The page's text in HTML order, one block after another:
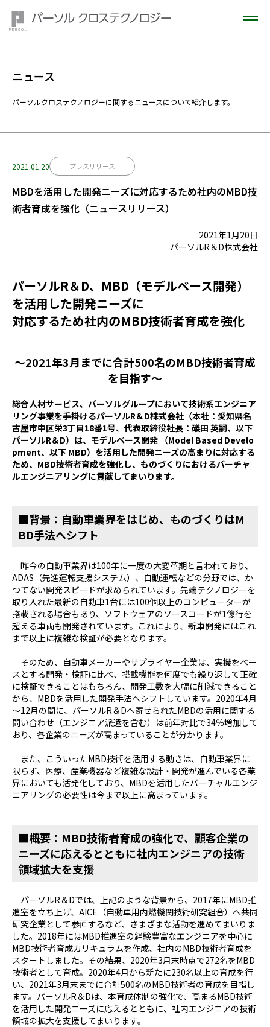
ニュース
パーソルクロステクノロジーに関するニュースについて紹介します。
2021.01.20 プレスリリース
MBDを活用した開発ニーズに対応するため社内のMBD技
術者育成を強化（ニュースリリース）
2021年1月20日
パーソルR＆D株式会社
パーソルR＆D、MBD（モデルベース開発）
を活用した開発ニーズに
対応するため社内のMBD技術者育成を強化
～2021年3月までに合計500名のMBD技術者育成
を目指す～
総合人材サービス、パーソルグループにおいて技術系エンジニア
リング事業を手掛けるパーソルR＆D株式会社（本社：愛知県名
古屋市中区栄3丁目18番1号、代表取締役社長：礒田 英嗣、以下
パーソルR＆D）は、モデルベース開発 （Model Based Develo
pment、以下 MBD）を活用した開発ニーズの高まりに対応する
ため、MBD技術者育成を強化し、ものづくりにおけるバーチャ
ルエンジニアリングに貢献してまいります。
■背景：自動車業界をはじめ、ものづくりはM
BD手法へシフト
昨今の自動車業界は100年に一度の大変革期と言われており、
ADAS（先進運転支援システム）、自動運転などの分野では、か
つてない開発スピードが求められています。先端テクノロジーを
取り入れた最新の自動車1台には100個以上のコンピューターが
搭載される場合もあり、ソフトウェアのソースコードが1億行を
超える車両も開発されています。これにより、新車開発にはこれ
まで以上に複雑な検証が必要となります。
そのため、自動車メーカーやサプライヤー企業は、実機をベー
スとする開発・検証に比べ、搭載機能を何度でも繰り返して正確
に検証できることはもちろん、開発工数を大幅に削減できること
から、MBDを活用した開発手法へシフトしています。2020年4月
～12月の間に、パーソルR＆Dへ寄せられたMBDの活用に関する
問い合わせ（エンジニア派遣を含む）は前年対比で34％増加して
おり、各企業のニーズが高まっていることが分かります。
また、こういったMBD技術を活用する動きは、自動車業界に
限らず、医療、産業機器など複雑な設計・開発が進んでいる各業
界においても活発化しており、MBDを活用したバーチャルエンジ
ニアリングの必要性は今まで以上に高まっています。
■概要：MBD技術者育成の強化で、顧客企業の
ニーズに応えるとともに社内エンジニアの技術
領域拡大を支援
パーソルR＆Dでは、上記のような背景から、2017年にMBD推
進室を立ち上げ、AICE（自動車用内燃機関技術研究組合）へ共同
研究企業として参画するなど、さまざまな活動を進めてまいりま
した。2018年にはMBD推進室の経験豊富なエンジニアを中心に
MBD技術者育成カリキュラムを作成、社内のMBD技術者育成を
スタートしました。その結果、2020年3月末時点で272名をMBD
技術者として育成。2020年4月から新たに230名以上の育成を行
い、2021年3月末までに合計500名のMBD技術者の育成を目指し
ます。パーソルR＆Dは、本育成体制の強化で、高まるMBD技術
を活用した開発ニーズに応えるとともに、社内エンジニアの技術
領域の拡大を支援してまいります。